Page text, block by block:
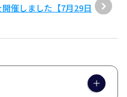
催しました【7月29日